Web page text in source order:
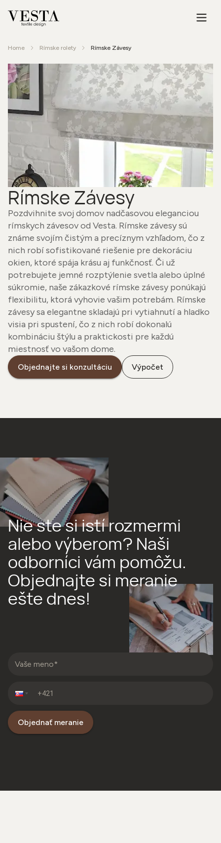
Home Rímske rolety Rímske Závesy
Rímske Závesy
Pozdvihnite svoj domov nadčasovou eleganciou
rímskych závesov od Vesta. Rímske závesy sú
známe svojím čistým a precíznym vzhľadom, čo z
nich robí sofistikované riešenie pre dekoráciu
okien, ktoré spája krásu aj funkčnosť. Či už
potrebujete jemné rozptýlenie svetla alebo úplné
súkromie, naše zákazkové rímske závesy ponúkajú
flexibilitu, ktorá vyhovie vašim potrebám. Rímske
závesy sa elegantne skladajú pri vytiahnutí a hladko
visia pri spustení, čo z nich robí dokonalú
kombináciu štýlu a praktickosti pre každú
miestnosť vo vašom dome.
Objednajte si konzultáciu Výpočet
Nie ste si istí rozmermi
alebo výberom? Naši
odborníci vám pomôžu.
Objednajte si meranie
ešte dnes!
Objednať meranie